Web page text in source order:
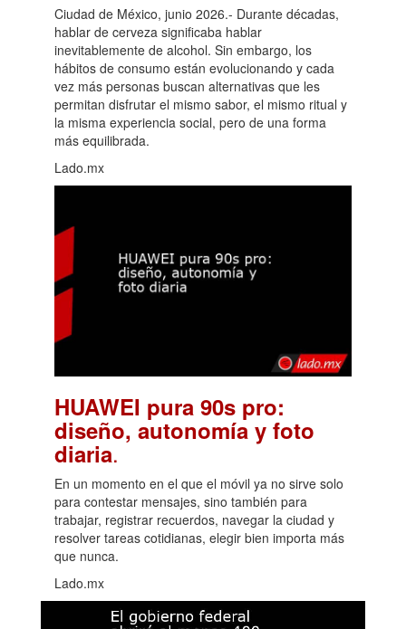
Ciudad de México, junio 2026.- Durante décadas,
hablar de cerveza significaba hablar
inevitablemente de alcohol. Sin embargo, los
hábitos de consumo están evolucionando y cada
vez más personas buscan alternativas que les
permitan disfrutar el mismo sabor, el mismo ritual y
la misma experiencia social, pero de una forma
más equilibrada.
Lado.mx
HUAWEI pura 90s pro:
diseño, autonomía y foto
diaria.
En un momento en el que el móvil ya no sirve solo
para contestar mensajes, sino también para
trabajar, registrar recuerdos, navegar la ciudad y
resolver tareas cotidianas, elegir bien importa más
que nunca.
Lado.mx